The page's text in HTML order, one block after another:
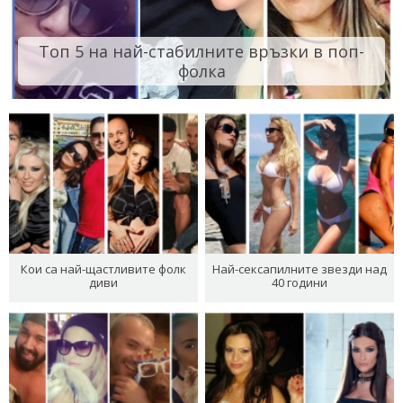
Топ 5 на най-стабилните връзки в поп-
фолка
Кои са най-щастливите фолк
диви
Най-сексапилните звезди над
40 години